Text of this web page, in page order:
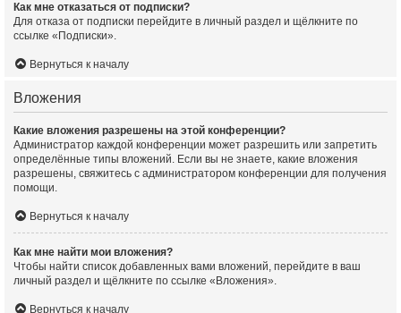
Как мне отказаться от подписки?
Для отказа от подписки перейдите в личный раздел и щёлкните по
ссылке «Подписки».
Вернуться к началу
Вложения
Какие вложения разрешены на этой конференции?
Администратор каждой конференции может разрешить или запретить
определённые типы вложений. Если вы не знаете, какие вложения
разрешены, свяжитесь с администратором конференции для получения
помощи.
Вернуться к началу
Как мне найти мои вложения?
Чтобы найти список добавленных вами вложений, перейдите в ваш
личный раздел и щёлкните по ссылке «Вложения».
Вернуться к началу